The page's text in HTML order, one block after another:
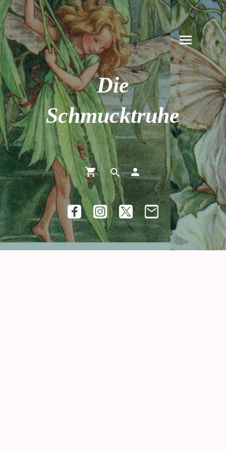
Die
Schmucktruhe